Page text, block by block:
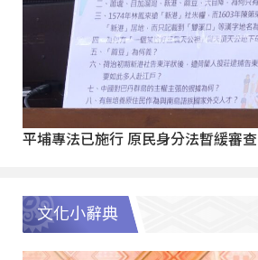
平埔專法已施行 原民身分法暫緩審查
文化小辭典